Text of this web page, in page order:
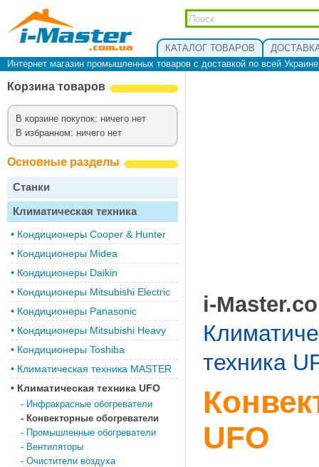
КАТАЛОГ ТОВАРОВ
Интернет магазин промышленных товаров с доставкой по всей
Корзина товаров
В корзине покупок: ничего нет
В избранном: ничего нет
Основные разделы
Станки
Климатическая техника
• Кондиционеры Cooper & Hunter
• Кондиционеры Midea
• Кондиционеры Daikin
• Кондиционеры Mitsubishi Electric
• Кондиционеры Panasonic
• Кондиционеры Mitsubishi Heavy
• Кондиционеры Toshiba
• Климатическая техника MASTER
• Климатическая техника UFO
- Инфракрасные обогреватели
- Конвекторные обогреватели
- Промышленные обогреватели
- Вентиляторы
- Очистители воздуха
i-
техника
UFO